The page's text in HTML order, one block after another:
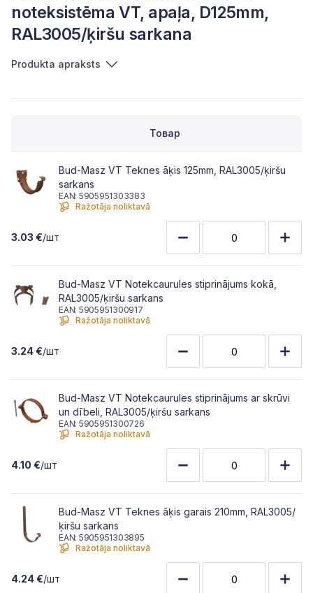
noteksistēma VT, apaļa, D125mm,
RAL3005/ķiršu sarkana
Produkta apraksts
Товар
Bud-Masz VT Teknes āķis 125mm, RAL3005/ķiršu
sarkans
EAN: 5905951303383
Ražotāja noliktavā
3.03 €/шт
Bud-Masz VT Notekcaurules stiprinājums kokā,
RAL3005/ķiršu sarkans
EAN: 5905951300917
Ražotāja noliktavā
3.24 €/шт
Bud-Masz VT Notekcaurules stiprinājums ar skrūvi
un dībeli, RAL3005/ķiršu sarkans
EAN: 5905951300726
Ražotāja noliktavā
4.10 €/шт
Bud-Masz VT Teknes āķis garais 210mm, RAL3005/
ķiršu sarkans
EAN: 5905951303895
Ražotāja noliktavā
4.24 €/шт